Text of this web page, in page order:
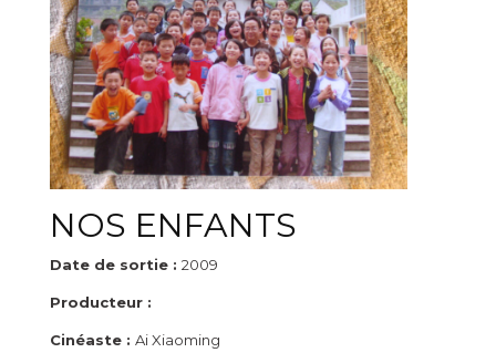
NOS ENFANTS
Date de sortie : 2009
Producteur :
Cinéaste : Ai Xiaoming